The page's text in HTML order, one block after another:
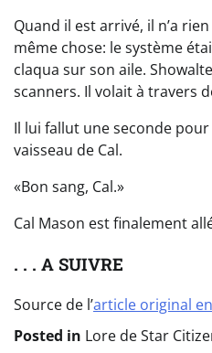
Quand il est arrivé, il n’a
même chose: le système
claqua sur son aile.
scanners. Il volait à travers
Il lui fallut une seconde
vaisseau de Cal.
«Bon sang, Cal.»
Cal Mason est finalement
. . . A SUIVRE
Source de l’article original
Posted in Lore de Star